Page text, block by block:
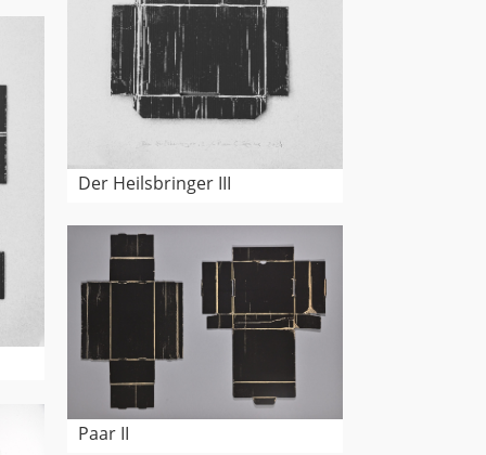
Der Heilsbringer III
Paar II